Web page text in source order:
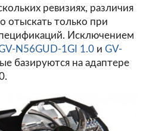
ревизиях, различия
только при
Исключением
N56GUD-1GI 1.0 и GV-
базируются на адаптере